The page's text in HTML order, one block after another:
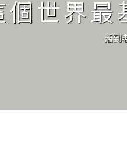
個世界最
活到